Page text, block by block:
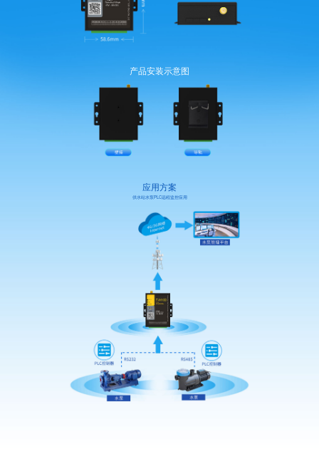
产品安装示意图
应用方案
供水站水泵PLC远程监控应用